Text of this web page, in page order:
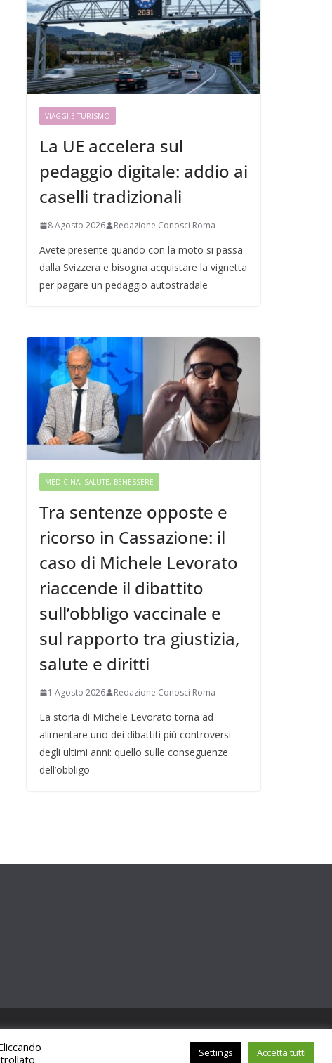
VIAGGI E TURISMO
La UE accelera sul
pedaggio digitale: addio ai
caselli tradizionali
8 Agosto 2026 Redazione Conosci Roma
Avete presente quando con la moto si passa
dalla Svizzera e bisogna acquistare la vignetta
per pagare un pedaggio autostradale
MEDICINA, SALUTE, BENESSERE
Tra sentenze opposte e
ricorso in Cassazione: il
caso di Michele Levorato
riaccende il dibattito
sull’obbligo vaccinale e
sul rapporto tra giustizia,
salute e diritti
1 Agosto 2026 Redazione Conosci Roma
La storia di Michele Levorato torna ad
alimentare uno dei dibattiti più controversi
degli ultimi anni: quello sulle conseguenze
dell’obbligo
Settings Accetta tutti